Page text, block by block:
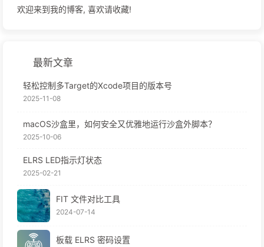
欢迎来到我的博客, 喜欢请收藏!
最新文章
轻松控制多Target的Xcode项目的版本号
2025-11-08
macOS沙盒里，如何安全又优雅地运行沙盒外脚本？
2025-10-06
ELRS LED指示灯状态
2025-02-21
FIT 文件对比工具
2024-07-14
板载 ELRS 密码设置